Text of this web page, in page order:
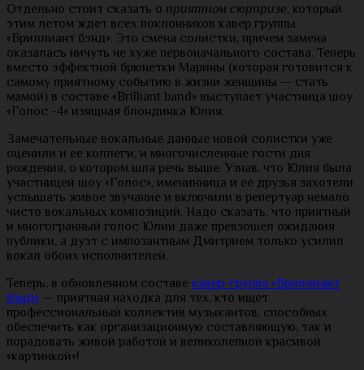
Отдельно стоит сказать о приятном сюрпризе, который
этим летом ждет всех поклонников кавер группы
«Бриллиант бэнд». Это смена солистки, причем замена
оказалась ничуть не хуже первоначального состава. Теперь
вместо эффектной брюнетки Марины (которая готовится к
самому приятному событию в жизни женщины — стать
мамой) в составе «Brilliant band» выступает участница шоу
«Голос -4» изящная блондинка Юлия.
Замечательные вокальные данные новой солистки уже
оценили и ее коллеги, и многочисленные гости дня
рождения, о котором шла речь выше. Узнав, что Юлия была
участницей шоу «Голос», именинница и ее друзья захотели
услышать живое звучание и включили в репертуар немало
чисто вокальных композиций. Надо сказать, что приятный
и многогранный голос Юлии даже превзошел ожидания
публики, а дуэт с импозантным Дмитрием только усилил
вокал обоих исполнителей.
Теперь, в обновленном составекавер-группа «Бриллиант
бэнд» — приятная находка для тех, кто ищет
профессиональный коллектив музыкантов, способных
обеспечить как организационную составляющую, так и
порадовать живой работой и великолепной красивой
«картинкой»!